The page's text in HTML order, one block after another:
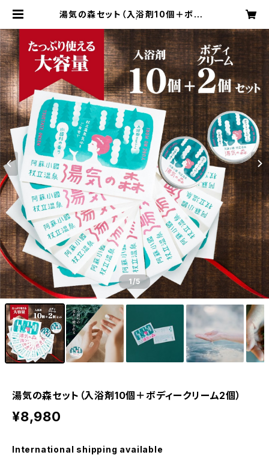
湯気の森セット（入浴剤10個＋ボディ
1/5
湯気の森セット（入浴剤10個＋ボディークリーム2個）
¥8,980
International shipping available